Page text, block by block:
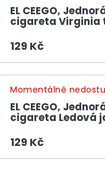
EL CEEGO,
cigareta Virginia
129 Kč
EL CEEGO,
cigareta Ledová
Momentálně
129 Kč